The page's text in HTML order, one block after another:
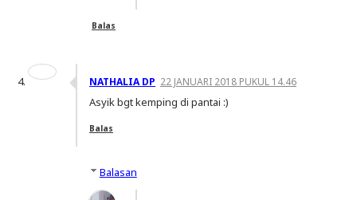
Balas
NATHALIA DP 22 JANUARI 2018 PUKUL 14.46
Asyik bgt kemping di pantai :)
Balas
Balasan